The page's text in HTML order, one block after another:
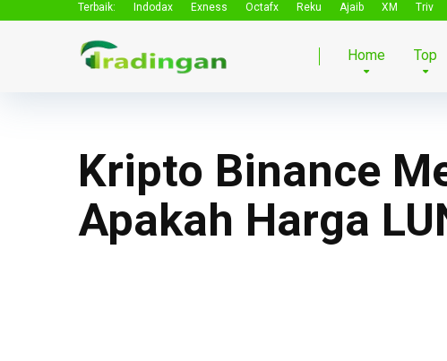
Terbaik: Indodax Exness Octafx Reku Ajaib XM Triv
Home Top
Kripto Binance
Apakah Harga